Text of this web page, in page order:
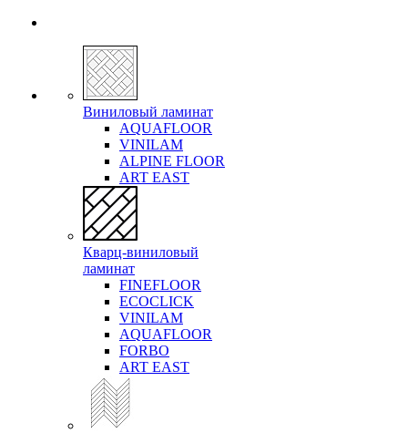
Виниловый ламинат
AQUAFLOOR
VINILAM
ALPINE FLOOR
ART EAST
Кварц-виниловый
ламинат
FINEFLOOR
ECOCLICK
VINILAM
AQUAFLOOR
FORBO
ART EAST